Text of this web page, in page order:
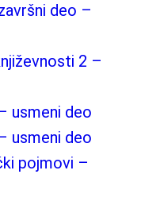
deo –
2 –
usmeni deo
usmeni deo
pojmovi –